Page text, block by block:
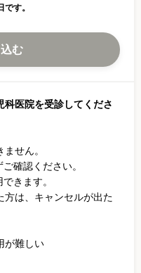
す。
む
医院を受診してくださ
せん。
確認ください。
きます。
は、キャンセルが出た
が難しい